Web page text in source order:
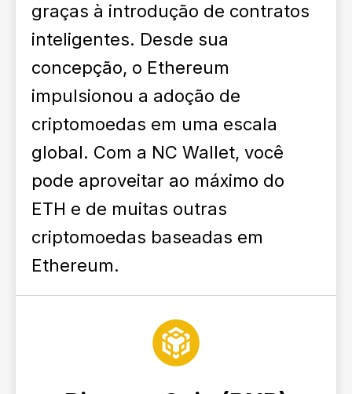
graças à introdução de contratos
inteligentes. Desde sua
concepção, o Ethereum
impulsionou a adoção de
criptomoedas em uma escala
global. Com a NC Wallet, você
pode aproveitar ao máximo do
ETH e de muitas outras
criptomoedas baseadas em
Ethereum.